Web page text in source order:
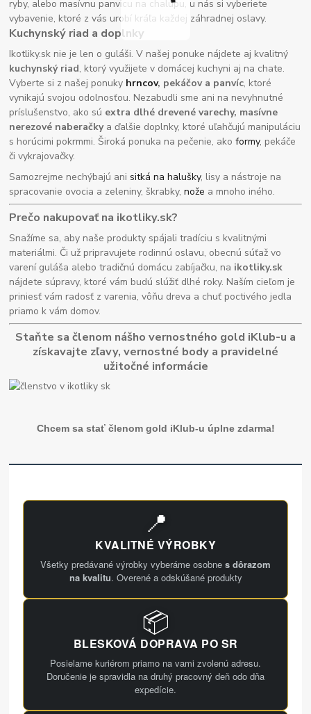
ryby, alebo masívnu panvicu na chalupu, u nás si vyberiete
vybavenie, ktoré z vás urobí kráľa každej záhradnej oslavy.
Kuchynský riad a doplnky
Ikotliky.sk nie je len o guláši. V našej ponuke nájdete aj kvalitný
kuchynský riad, ktorý využijete v domácej kuchyni aj na chate.
Vyberte si z našej ponuky hrncov, pekáčov a panvíc, ktoré
vynikajú svojou odolnosťou. Nezabudli sme ani na nevyhnutné
príslušenstvo, ako sú extra dlhé drevené varechy, masívne
nerezové naberačkya ďalšie doplnky, ktoré uľahčujú manipuláciu
s horúcimi pokrmmi. Široká ponuka na pečenie, akoformy, pekáče
či vykrajovačky.
Samozrejme nechýbajú anisitká na halušky, lisy a nástroje na
spracovanie ovocia a zeleniny, škrabky,nože a mnoho iného.
Prečo nakupovať na ikotliky.sk?
Snažíme sa, aby naše produkty spájali tradíciu s kvalitnými
materiálmi. Či už pripravujete rodinnú oslavu, obecnú súťaž vo
varení guláša alebo tradičnú domácu zabíjačku, na ikotliky.sk
nájdete súpravy, ktoré vám budú slúžiť dlhé roky. Naším cieľom je
priniesť vám radosť z varenia, vôňu dreva a chuť poctivého jedla
priamo k vám domov.
Staňte sa členom nášho vernostného gold iKlub-u a
získavajte zľavy, vernostné body a pravidelné
užitočné informácie
Chcem sa stať členom gold iKlub-u úplne zdarma!
📍
KVALITNÉ VÝROBKY
Všetky predávané výrobky vyberáme osobne s dôrazom
na kvalitu. Overené a odskúšané produkty
📦
BLESKOVÁ DOPRAVA PO SR
Posielame kuriérom priamo na vami zvolenú adresu.
Doručenie je spravidla na druhý pracovný deň odo dňa
expedície.